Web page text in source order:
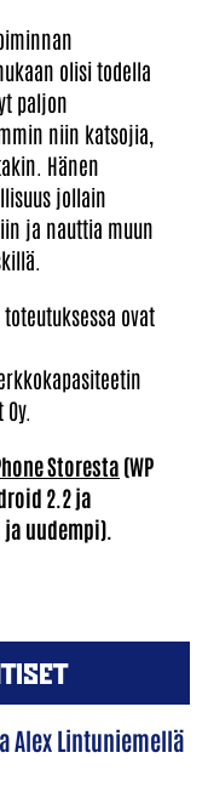
olisi todella
paljon
niin katsojia,
Hänen
jollain
ja nauttia muun
ovat
Storesta (WP
2.2 ja
ja uudempi).
Alex Lintuniemellä